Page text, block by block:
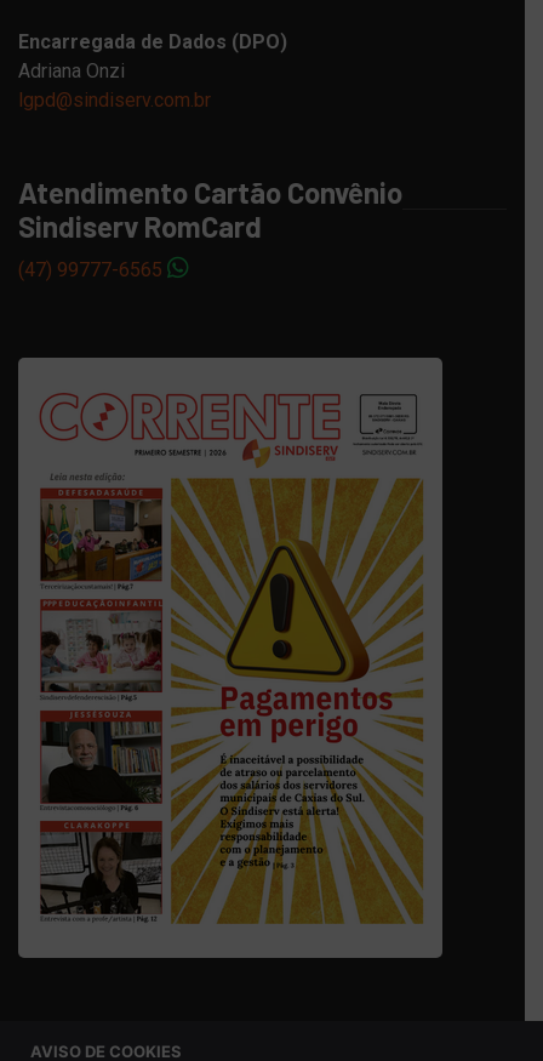
Encarregada de Dados (DPO)
Adriana Onzi
lgpd@sindiserv.com.br
Atendimento Cartão Convênio
Sindiserv RomCard
(47) 99777-6565
AVISO DE COOKIES